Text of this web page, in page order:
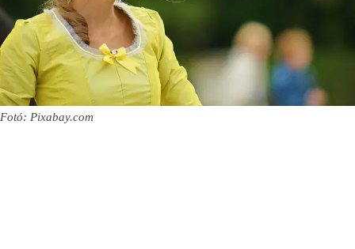
Fotó: Pixabay.com